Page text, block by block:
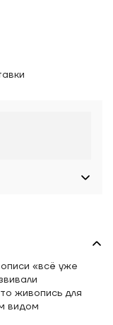
«всё уже
живопись для
видом